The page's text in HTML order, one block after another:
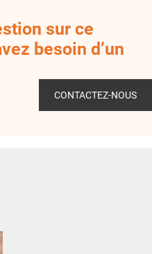
sur ce
besoin d’un
CONTACTEZ-NOUS